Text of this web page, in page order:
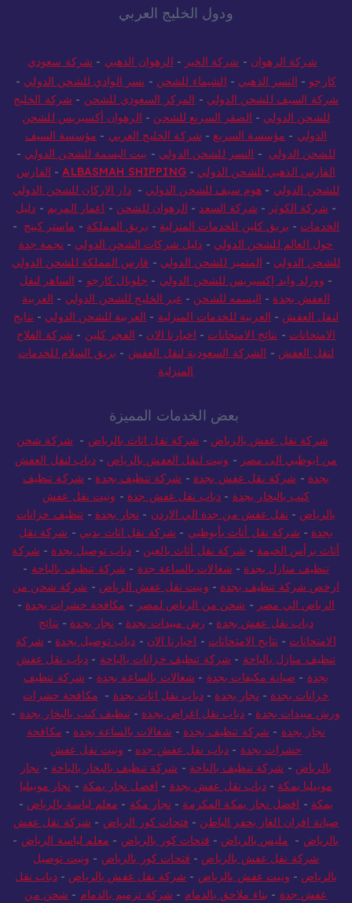
ودول الخليج العربي
شركة الرهوان - شركة الخير - الرهوان الذهبي - شركة سعودي
كارجو - النسر الذهبي - الشيماء للشحن - نسر الوادي للشحن الدولي -
شركة السيف للشحن الدولي - المركز السعودي للشحن - شركة الخليج
للشحن الدولي - الصقر السريع للشحن - الرهوان أكسبريس للشحن
الدولي - مؤسسة السريع - شركة الخليج العربي - مؤسسة السيف
للشحن الدولي - النسر للشحن الدولي - بيت البسمة للشحن الدولي -
الفارس الذهبي للشحن الدولي -
ALBASMAH SHIPPING
- الفارس
للشحن الدولي - هوم سيف للشحن الدولي -دار الاركان للشحن الدولي
- شركة الكوثر - شركة السعد - الرهوان للشحن - اعمار المريم - دليل
الخدمات - بريق كلين للخدمات المنزلية - بريق المملكة - ماستر كينج -
حول العالم للشحن الدولي - دليل شركات الشحن الدولي - نجمة جدة
للشحن الدولي - المتميز للشحن الدولي - فارس المملكة للشحن الدولي
- وورلد وايد إكسبريس للشحن الدولي - جلوبال كارجو - الساهر لنقل
العفش بجدة - البسمه للشحن - عبر الخليج للشحن الدولي - العربية
لنقل العفش - العربية للخدمات المنزلية - العربية للشحن الدولي - نتايج
الامتحانات - نتائج الامتحانات - اخبارنا الان - الفجر كلين - شركة الفلاح
لنقل العفش - الشركة السعودية لنقل العفش - بريق السلام للخدمات
المنزلية
بعض الخدمات المميزة
شركة نقل عفش بالرياض - شركة نقل اثاث بالرياض - شركة شحن
من ابوظبي الى مصر - ونيت لنقل العفش بالرياض -دباب لنقل العفش
بجدة - شركة نقل عفش بجدة - شركة تنظيف بجدة - شركة تنظيف
كنب بالبخار بجدة - دباب نقل عفش جدة - ونيت نقل عفش
بالرياض - نقل عفش من جدة الي الاردن - نجار بجدة - تنظيف خزانات
بجدة - شركة نقل أثاث بأبوظبي - شركة نقل اثاث بدبي - شركة نقل
أثاث برأس الخيمة - شركة نقل أثاث بالعين - دباب توصيل بجدة - شركة
تنظيف منازل بجدة - شغالات بالساعة جدة - شركة تنظيف بالباحة -
ارخص شركة تنظيف بجدة - ونيت نقل عفش الرياض - شركة شحن من
الرياض الي مصر - شحن من الرياض لمصر - مكافحة حشرات بجدة -
دباب نقل عفش بجدة - رش مبيدات بجدة - نجار بجدة - نتائج
الامتحانات - نتايج الامتحانات - اخبارنا الان - دباب توصيل بجدة - شركة
تنظيف منازل بالباحة - شركة تنظيف خزانات بالباحة - دباب نقل عفش
بجدة - صيانة مكيفات بجدة - شغالات بالساعة بجدة - شركة تنظيف
خزانات بجدة - نجار بجدة - دباب نقل اثاث بجدة - مكافحة حشرات
ورش مبيدات بجدة -دباب نقل اغراض بجدة -تنظيف كنب بالبخار بجدة -
نجار بجدة - شركة تنظيف بجدة - شغالات بالساعة بجدة - مكافحة
حشرات بجدة - دباب نقل عفش جده - ونيت نقل عفش
بالرياض - شركة تنظيف بالباحة - شركة تنظيف بالبخار بالباحة - نجار
موبيليا بمكة -دباب نقل عفش بجدة - افضل نجار بمكة - نجار موبيليا
بمكة - افضل نجار بمكة المكرمة - نجار مكة - معلم لياسة بالرياض -
صيانة افران الغاز بحفر الباطن - فتحات كور الرياض - شركة نقل عفش
بالرياض - مليس بالرياض - فتحات كور بالرياض - معلم لياسة الرياض -
شركة نقل عفش بالرياض - فتحات كور بالرياض - ونيت توصيل
بالرياض - ونيت عفش بالرياض - شركة نقل عفش بالرياض -دباب نقل
عفش جدة - بناء ملاحق بالدمام - شركة ترميم بالدمام - شحن من